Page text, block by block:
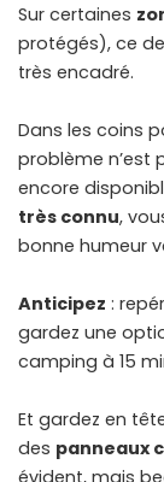
Sur certaines
protégés), ce
très encadré.
Dans les coins
problème n’est
encore
très connu,
bonne humeur
Anticipez :
gardez une
camping à 15
Et gardez en
des panneaux
évident, mais